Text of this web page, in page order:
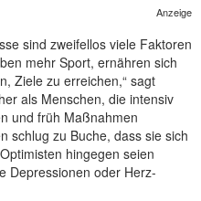
Anzeige
sind zweifellos viele Faktoren
mehr Sport, ernähren sich
Ziele zu erreichen,“ sagt
als Menschen, die intensiv
und früh Maßnahmen
schlug zu Buche, dass sie sich
hingegen seien
Depressionen oder Herz-